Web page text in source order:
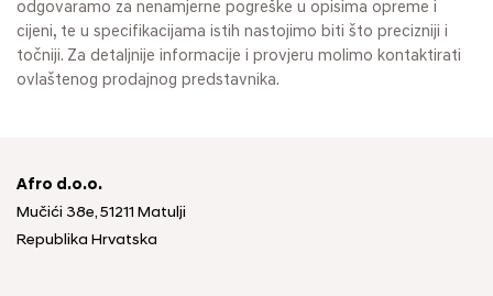
odgovaramo za nenamjerne pogreške u opisima opreme i
cijeni, te u specifikacijama istih nastojimo biti što precizniji i
točniji. Za detaljnije informacije i provjeru molimo kontaktirati
ovlaštenog prodajnog predstavnika.
Afro d.o.o.
Mučići 38e, 51211 Matulji
Republika Hrvatska